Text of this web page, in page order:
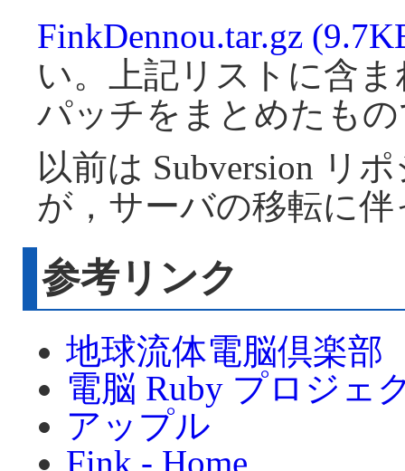
FinkDennou.tar.gz
い。上記リストに含
パッチをまとめたも
以前は Subversion リ
が，サーバの移転に
参考リンク
地球流体電脳倶楽部
電脳 Ruby プロジェ
アップル
Fink - Home